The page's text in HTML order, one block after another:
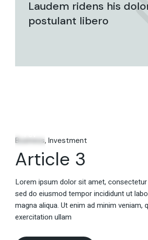
Laudem ridens his
postulant libero
Business Investment
Article 3
Lorem ipsum dolor sit amet, consectetur
sed do eiusmod tempor incididunt ut
magna aliqua. Ut enim ad minim veniam,
exercitation ullam